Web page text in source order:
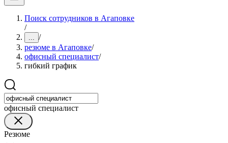
Поиск сотрудников в Агаповке
/
... /
резюме в Агаповке/
офисный специалист/
гибкий график
офисный специалист
Резюме